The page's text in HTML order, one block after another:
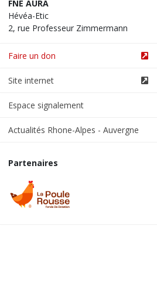
FNE AURA
Hévéa-Etic
2, rue Professeur Zimmermann
Faire un don
Site internet
Espace signalement
Actualités Rhone-Alpes - Auvergne
Partenaires